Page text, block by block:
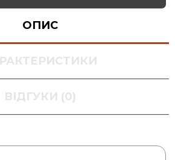
ОПИС
ВІДГУКИ (0)